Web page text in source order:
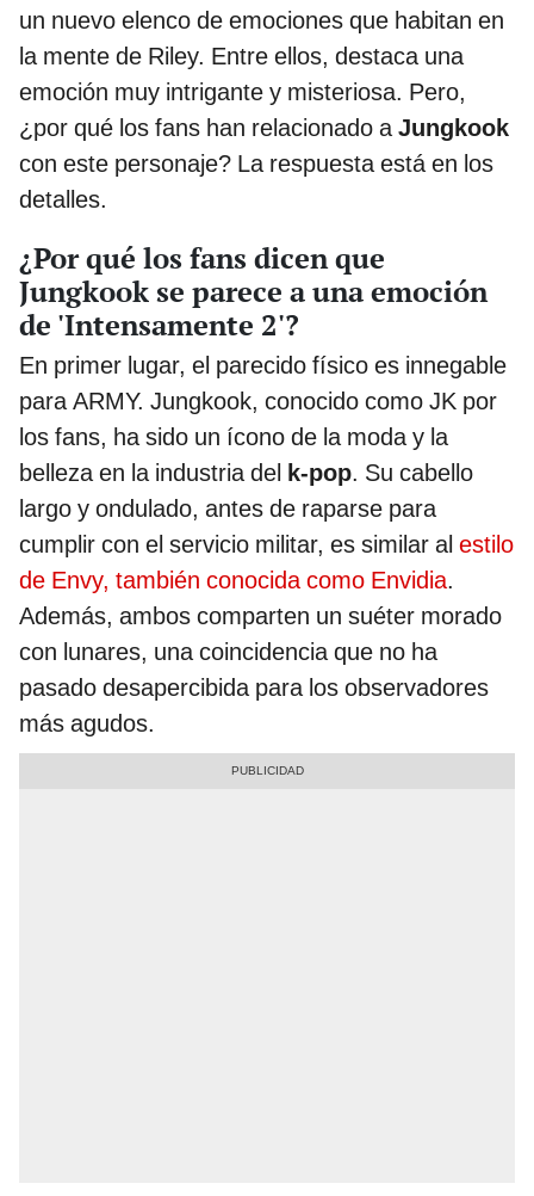
un nuevo elenco de emociones que habitan en
la mente de Riley. Entre ellos, destaca una
emoción muy intrigante y misteriosa. Pero,
¿por qué los fans han relacionado aJungkook
con este personaje? La respuesta está en los
detalles.
¿Por qué los fans dicen que
Jungkook se parece a una emoción
de 'Intensamente 2'?
En primer lugar, el parecido físico es innegable
para ARMY. Jungkook, conocido como JK por
los fans, ha sido un ícono de la moda y la
belleza en la industria del k-pop. Su cabello
largo y ondulado, antes de raparse para
cumplir con el servicio militar, es similar al estilo
de Envy, también conocida como Envidia.
Además, ambos comparten un suéter morado
con lunares, una coincidencia que no ha
pasado desapercibida para los observadores
más agudos.